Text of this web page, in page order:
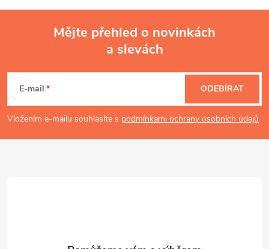
p
a
Mějte přehled o novinkách
a slevách
E-mail
Vložením e-mailu souhlasíte s podmínkami ochrany osobních údajů
ODEBÍRAT